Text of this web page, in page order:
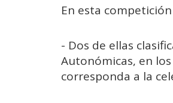
En esta
- Dos de ellas
Autonómicas, en
corresponda a la